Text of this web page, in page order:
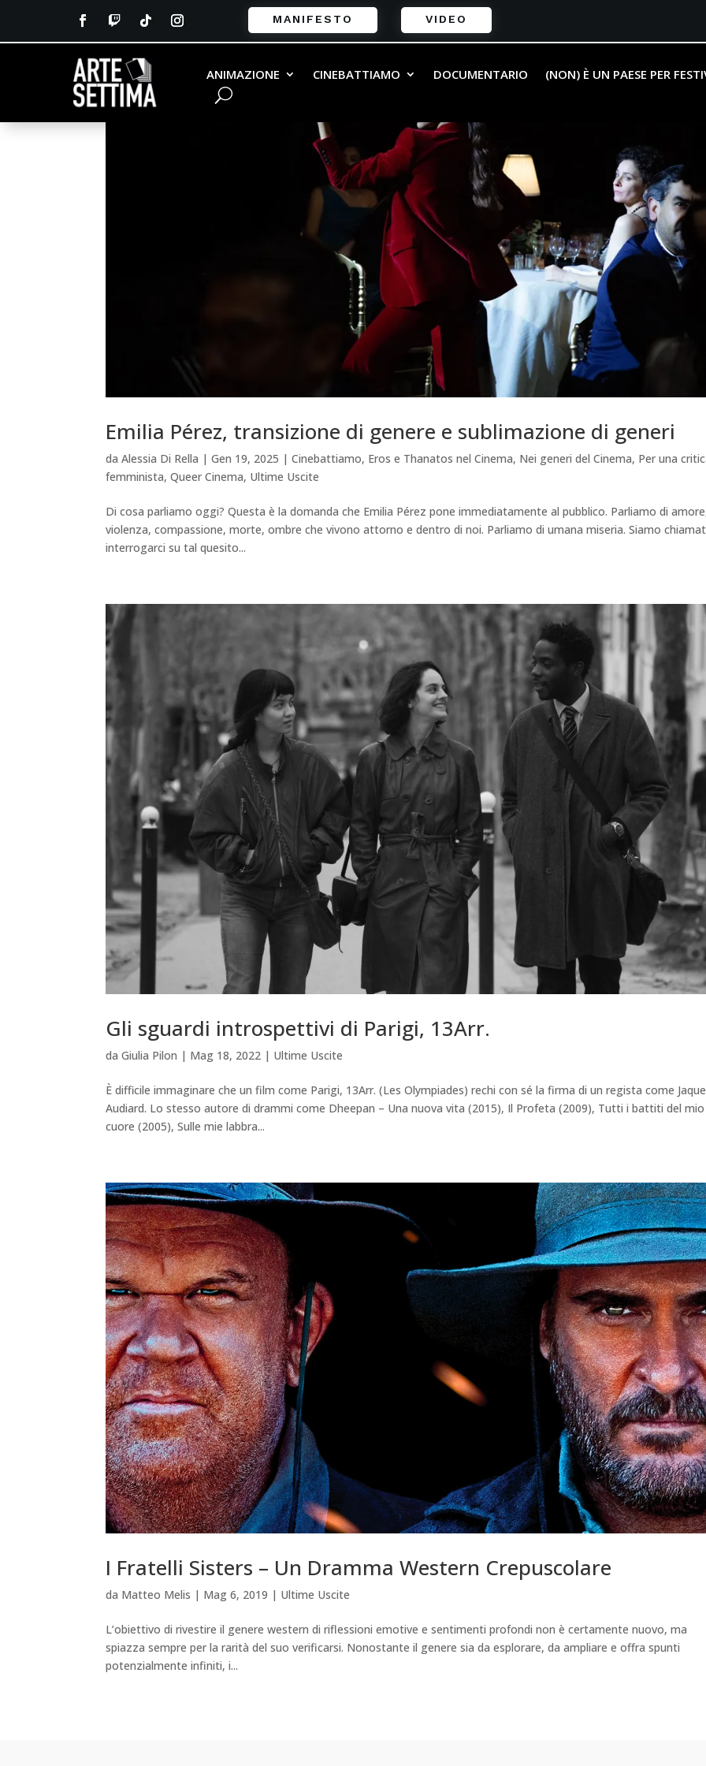
MANIFESTO VIDEO
ANIMAZIONE CINEBATTIAMO DOCUMENTARIO (NON) È UN PAESE PER
Emilia Pérez, transizione di genere e sublimazione di generi
daAlessia Di Rella |Gen 19, 2025 |Cinebattiamo, Eros e Thanatos nel Cinema, Nei generi del Cinema, Per una
femminista,Queer Cinema, Ultime Uscite
Di cosa parliamo oggi? Questa è la domanda che Emilia Pérez pone immediatamente al pubblico. Parliamo di
violenza, compassione, morte, ombre che vivono attorno e dentro di noi. Parliamo di umana miseria. Siamo
interrogarci su tal quesito...
Gli sguardi introspettivi di Parigi, 13Arr.
daGiulia Pilon | Mag 18, 2022 | Ultime Uscite
È difficile immaginare che un film come Parigi, 13Arr. (Les Olympiades) rechi con sé la firma di un regista come
Audiard. Lo stesso autore di drammi come Dheepan – Una nuova vita (2015), Il Profeta (2009), Tutti i battiti del mio
cuore (2005), Sulle mie labbra...
I Fratelli Sisters – Un Dramma Western Crepuscolare
da Matteo Melis | Mag 6, 2019 | Ultime Uscite
L’obiettivo di rivestire il genere western di riflessioni emotive e sentimenti profondi non è certamente nuovo, ma
spiazza sempre per la rarità del suo verificarsi. Nonostante il genere sia da esplorare, da ampliare e offra spunti
potenzialmente infiniti, i...